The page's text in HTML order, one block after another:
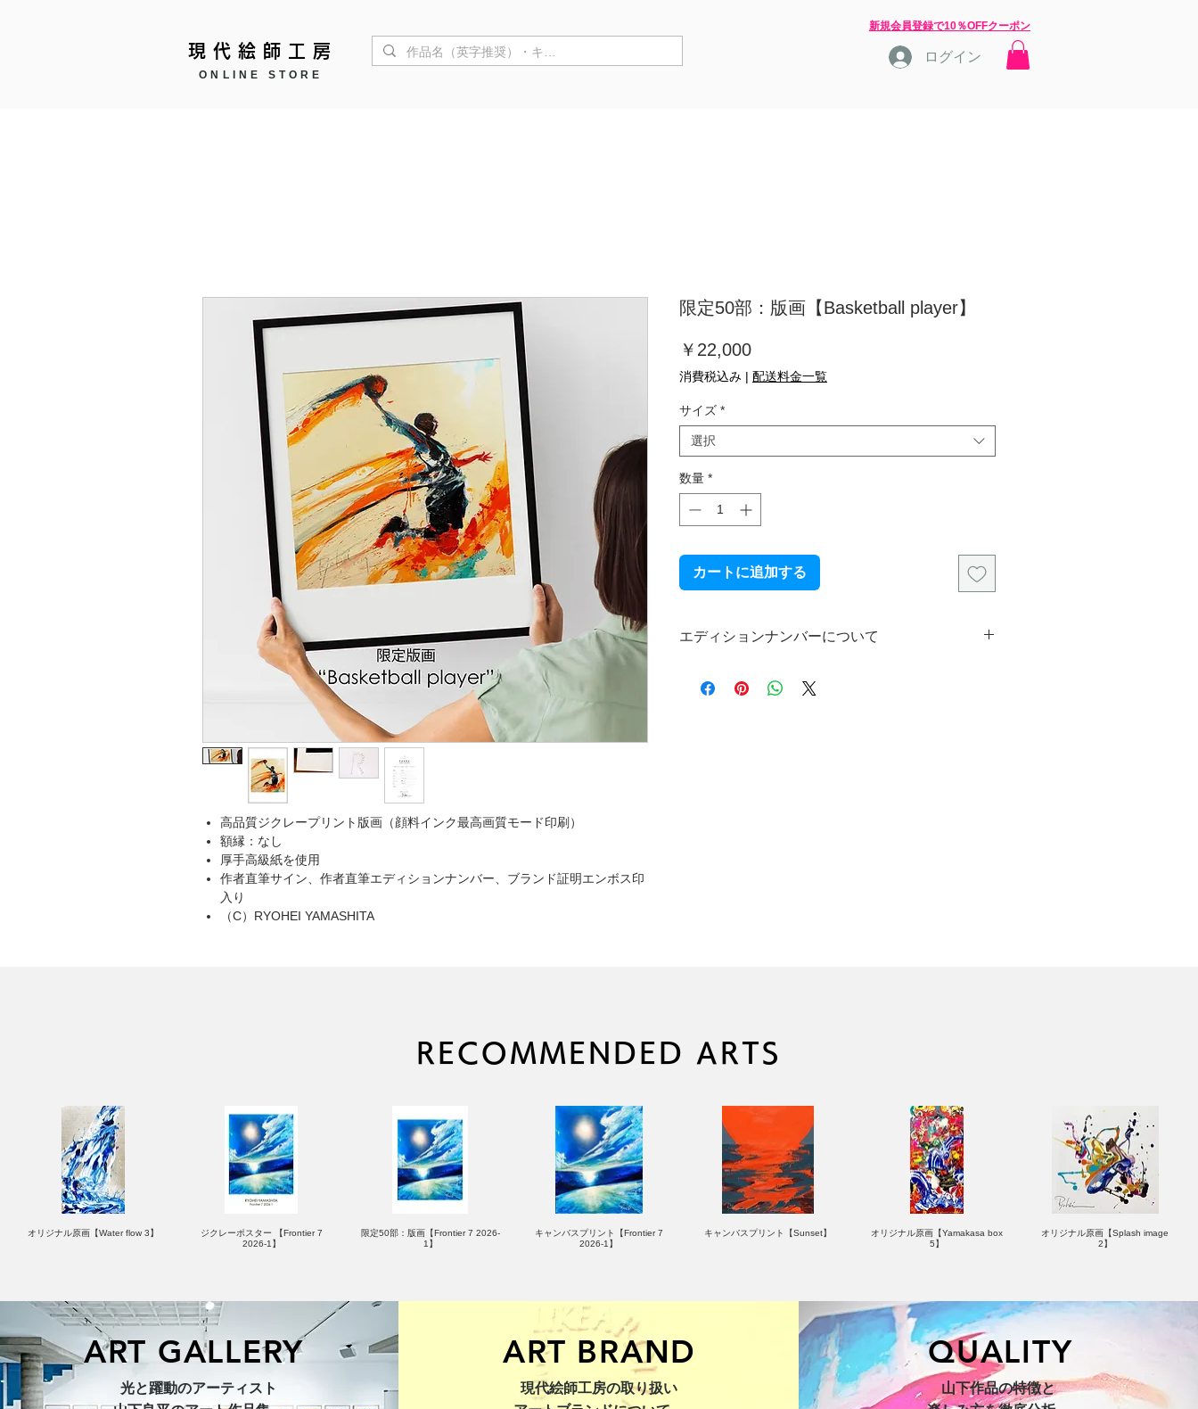
​新規会員登録で10％OFFクーポン
現代絵師工房
ONLINE STORE
ログイン
高品質ジクレープリント版画（顔料インク最高画質モード印刷）
額縁：なし
厚手高級紙を使用
作者直筆サイン、作者直筆エディションナンバー、ブランド証明エンボス印
入り
（C）RYOHEI YAMASHITA
限定50部：版画【Basketball player】
￥22,000価
格
消費税込み | 配送料金一覧
サイズ *
選択
数量 *
カートに追加する
エディションナンバーについて
直筆エディションナンバーが入ります。
RECOMMENDED ARTS
オリジナル原画【Water flow 3】
ジクレーポスター 【Frontier 7
2026-1】
限定50部：版画【Frontier 7 2026-
1】
キャンバスプリント【Frontier 7
2026-1】
キャンバスプリント【Sunset】
オリジナル原画【Yamakasa box
5】
オリジナル原画【Splash image
2】
オリジナル原画【Splash image
3（digital）】
キャンバスプリント【Yamakasa
5】
限定50部：版画【Renjishi 3】
キャンバスプリント【Horizon
2026-1】
オリジナル原画【Yamakasa box】
オリジナル原画【Horizon 2026-
1】
ART GALLERY
光と躍動のアーティスト​
ART BRAND
現代絵師工房の取り扱い
QUALITY
山下作品の特徴と